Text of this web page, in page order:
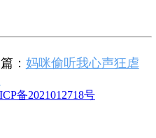
： 妈咪偷听我心声狂虐
备2021012718号